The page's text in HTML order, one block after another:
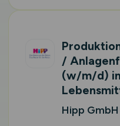
/
(w/m/d)
Hipp